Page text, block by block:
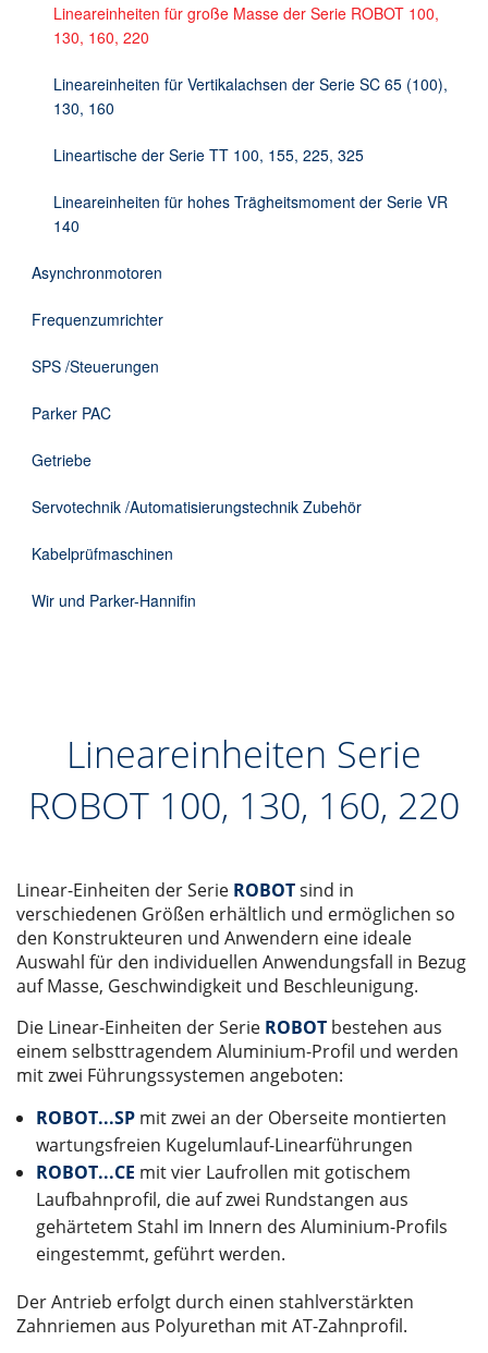
Lineareinheiten für große Masse der Serie ROBOT 100,
130, 160, 220
Lineareinheiten für Vertikalachsen der Serie SC 65 (100),
130, 160
Lineartische der Serie TT 100, 155, 225, 325
Lineareinheiten für hohes Trägheitsmoment der Serie VR
140
Asynchronmotoren
Frequenzumrichter
SPS /Steuerungen
Parker PAC
Getriebe
Servotechnik /Automatisierungstechnik Zubehör
Kabelprüfmaschinen
Wir und Parker-Hannifin
Lineareinheiten Serie
ROBOT 100, 130, 160, 220
Linear-Einheiten der Serie ROBOTsind in
verschiedenen Größen erhältlich und ermöglichen so
den Konstrukteuren und Anwendern eine ideale
Auswahl für den individuellen Anwendungsfall in Bezug
auf Masse, Geschwindigkeit und Beschleunigung.
Die Linear-Einheiten der Serie ROBOT bestehen aus
einem selbsttragendem Aluminium-Profil und werden
mit zwei Führungssystemen angeboten:
ROBOT...SPmit zwei an der Oberseite montierten
wartungsfreien Kugelumlauf-Linearführungen
ROBOT...CE mit vier Laufrollen mit gotischem
Laufbahnprofil, die auf zwei Rundstangen aus
gehärtetem Stahl im Innern des Aluminium-Profils
eingestemmt, geführt werden.
Der Antrieb erfolgt durch einen stahlverstärkten
Zahnriemen aus Polyurethan mit AT-Zahnprofil.